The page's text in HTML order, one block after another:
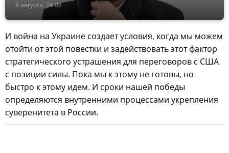
6 августа, 06:06
И война на Украине создает условия, когда мы можем
отойти от этой повестки и задействовать этот фактор
стратегического устрашения для переговоров с США
с позиции силы. Пока мы к этому не готовы, но
быстро к этому идем. И сроки нашей победы
определяются внутренними процессами укрепления
суверенитета в России.